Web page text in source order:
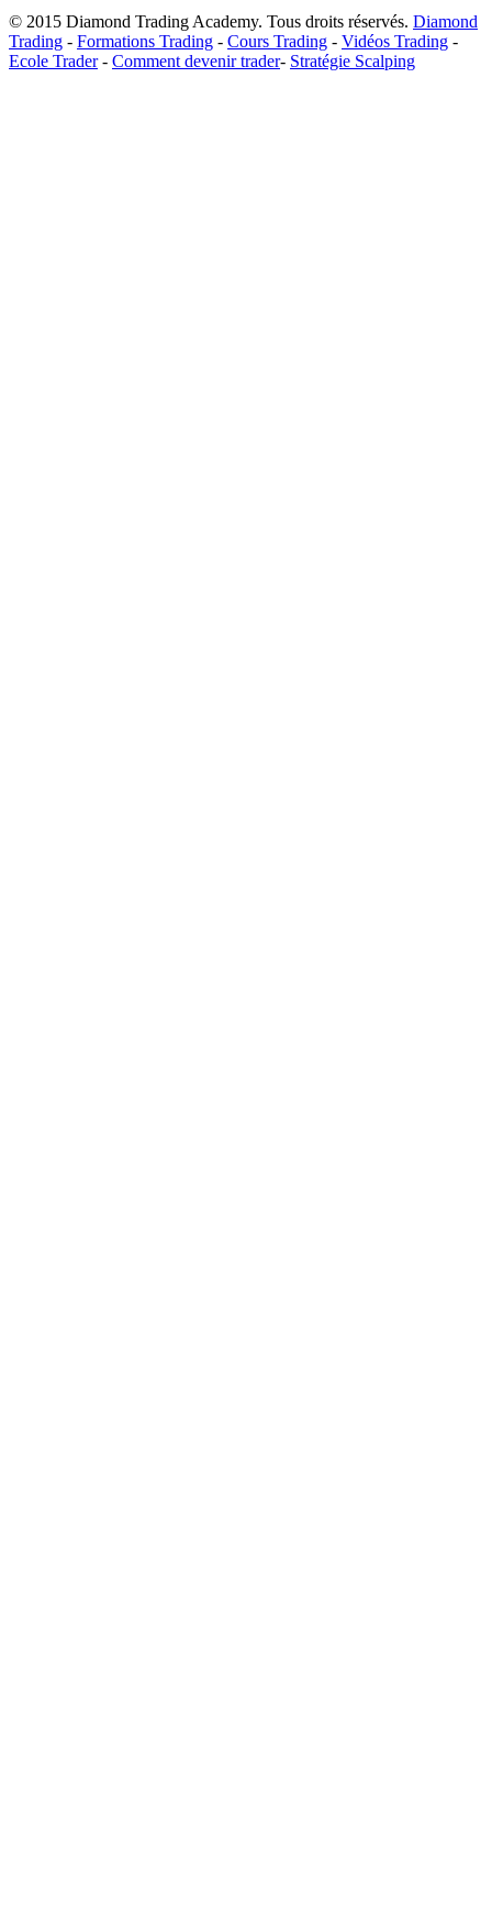
© 2015 Diamond Trading Academy. Tous droits réservés. Diamond
Trading - Formations Trading - Cours Trading - Vidéos Trading -
Ecole Trader- Comment devenir trader- Stratégie Scalping